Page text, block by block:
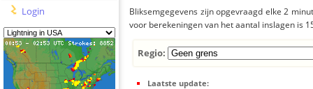
Login
Bliksemgegevens zijn opgevraagd elke 2
voor berekeningen van het aantal inslagen is
Regio:
Laatste update: